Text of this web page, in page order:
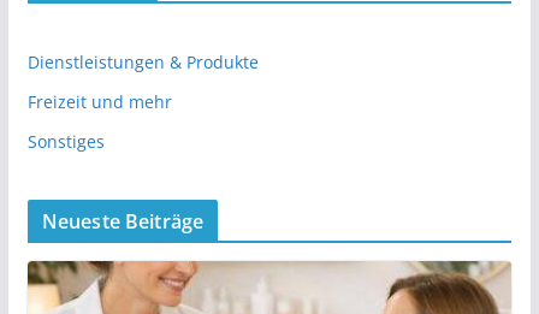
Dienstleistungen & Produkte
Freizeit und mehr
Sonstiges
Neueste Beiträge